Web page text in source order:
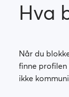
Hva
Når du
finne profilen
ikke